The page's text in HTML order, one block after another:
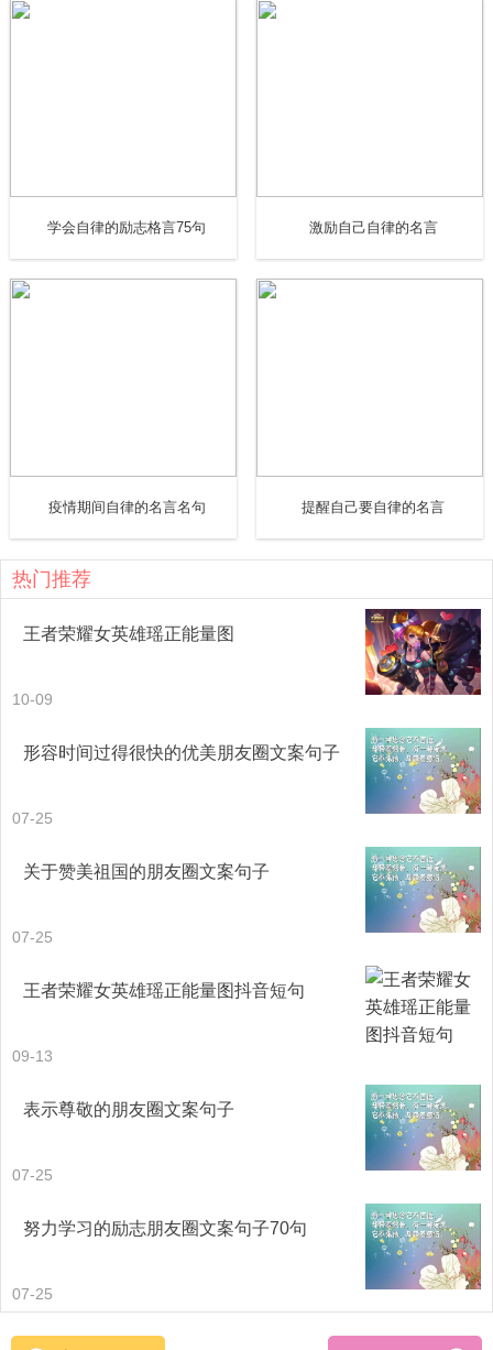
27. 但使龙城飞将在，不教胡马度阴山。
31. 春色满园关不住，一枝红杏出墙来。(叶绍翁)
32. 绳锯木断，水滴石穿。——罗大经《鹤林玉露》
35. 我自横刀向天笑，去留肝胆两昆仑。
36. 臣心一片磁针石，不指南方不肯休。——《扬子江》
37. 知之者不如好之者，好之者不如乐之者。——孔子
39. 老骥伏枥，志在千里。烈士暮年，壮心不已。
42. 操千曲而后晓声，观千剑而后识器。——刘勰
43. 但觉高歌有鬼神，安知饿死填沟壑？
44. 横眉冷对千夫指，俯首甘为孺子牛。
45. 肯与邻翁相对饮，隔篱呼取尽余杯。
46. 时人莫小池中水，浅处不妨有卧龙。
47. 古今多少事，都付笑谈中。
48. 真者，精诚之至也，不精不诚，不能动人。——《庄
学会自律的励志格言75句 激励自己自律的名言
疫情期间自律的名言名句 提醒自己要自律的名言
热门推荐
王者荣耀女英雄瑶正能量图
10-09
形容时间过得很快的优美朋友圈文案句子
07-25
关于赞美祖国的朋友圈文案句子
07-25
王者荣耀女英雄瑶正能量图抖音短句
09-13
表示尊敬的朋友圈文案句子
07-25
努力学习的励志朋友圈文案句子70句
07-25